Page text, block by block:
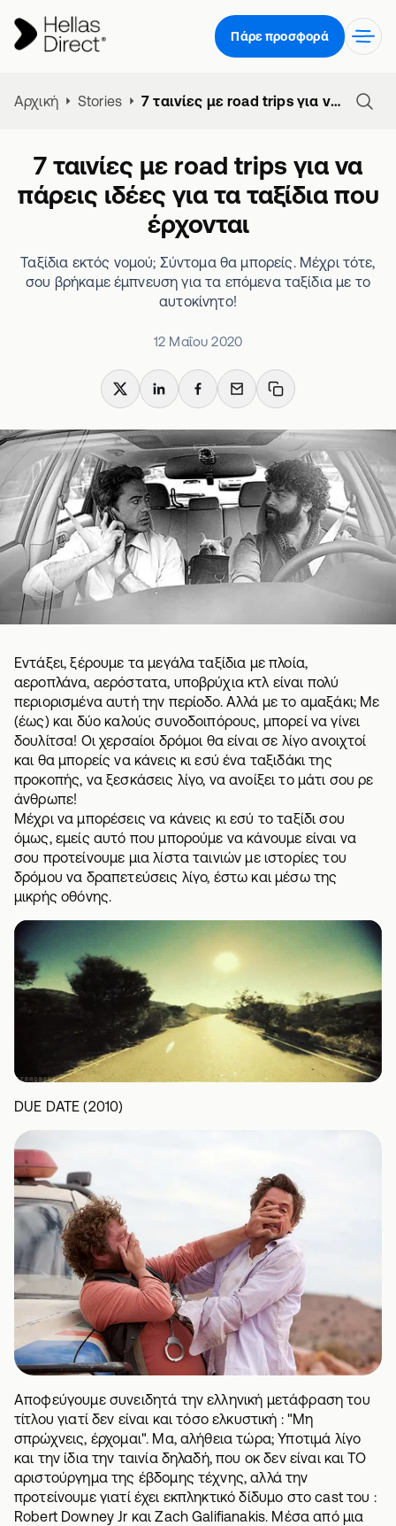
Πάρε προσφορά
Αρχική Stories 7 ταινίες με road trips για να πάρεις ιδέες για τα ταξίδια που έρχονται
7 ταινίες με road trips για να
πάρεις ιδέες για τα ταξίδια που
έρχονται
Ταξίδια εκτός νομού; Σύντομα θα μπορείς. Μέχρι τότε,
σου βρήκαμε έμπνευση για τα επόμενα ταξίδια με το
αυτοκίνητο!
12 Μαΐου 2020
X LinkedInFacebook
Email Copy link
Εντάξει, ξέρουμε τα μεγάλα ταξίδια με πλοία,
αεροπλάνα, αερόστατα, υποβρύχια κτλ είναι πολύ
περιορισμένα αυτή την περίοδο. Αλλά με το αμαξάκι; Με
(έως) και δύο καλούς συνοδοιπόρους, μπορεί να γίνει
δουλίτσα! Οι χερσαίοι δρόμοι θα είναι σε λίγο ανοιχτοί
και θα μπορείς να κάνεις κι εσύ ένα ταξιδάκι της
προκοπής, να ξεσκάσεις λίγο, να ανοίξει το μάτι σου ρε
άνθρωπε!
Μέχρι να μπορέσεις να κάνεις κι εσύ το ταξίδι σου
όμως, εμείς αυτό που μπορούμε να κάνουμε είναι να
σου προτείνουμε μια λίστα ταινιών με ιστορίες του
δρόμου να δραπετεύσεις λίγο, έστω και μέσω της
μικρής οθόνης.
DUE DATE (2010)
Αποφεύγουμε συνειδητά την ελληνική μετάφραση του
τίτλου γιατί δεν είναι και τόσο ελκυστική : "Μη
σπρώχνεις, έρχομαι". Μα, αλήθεια τώρα; Υποτιμά λίγο
και την ίδια την ταινία δηλαδή, που οκ δεν είναι και ΤΟ
αριστούργημα της έβδομης τέχνης, αλλά την
προτείνουμε γιατί έχει εκπληκτικό δίδυμο στο cast του :
Robert Downey Jr και Zach Galifianakis. Μέσα από μια